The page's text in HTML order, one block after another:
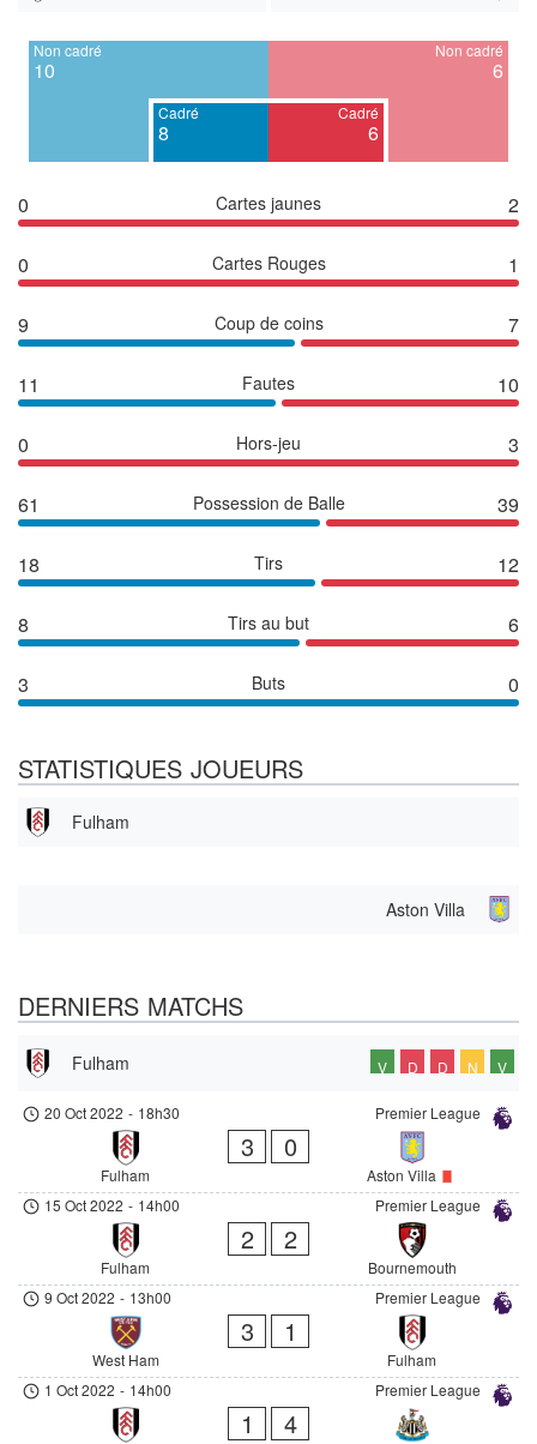
Non cadré
10
Cadré
8
Cadré
6
Non cadré
6
0 Cartes jaunes 2
0 Cartes Rouges 1
9 Coup de coins 7
11 Fautes 10
0 Hors-jeu 3
61 Possession de Balle 39
18 Tirs 12
8 Tirs au but 6
3 Buts 0
STATISTIQUES JOUEURS
Fulham
Aston Villa
DERNIERS MATCHS
Fulham V D D N V
Premier League
20 Oct 2022 - 18h30
Fulham
3 0
Aston Villa
Premier League
15 Oct 2022 - 14h00
Fulham
2 2
Bournemouth
Premier League
9 Oct 2022 - 13h00
West Ham
3 1
Fulham
Premier League
1 Oct 2022 - 14h00
1 4